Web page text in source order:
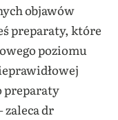
objawów
preparaty, które
poziomu
preparaty
zaleca dr